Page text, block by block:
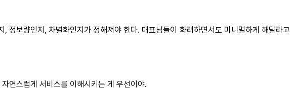
보량인지, 차별화인지가 정해져야 한다. 대표님들이 화려하면서도 미니멀하게 해달라고
연스럽게 서비스를 이해시키는 게 우선이야.